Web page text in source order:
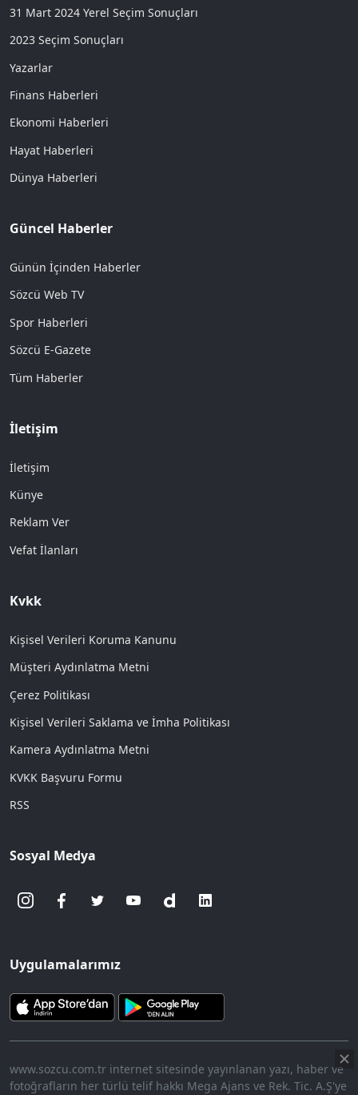
31 Mart 2024 Yerel Seçim Sonuçları
2023 Seçim Sonuçları
Yazarlar
Finans Haberleri
Ekonomi Haberleri
Hayat Haberleri
Dünya Haberleri
Güncel Haberler
Günün İçinden Haberler
Sözcü Web TV
Spor Haberleri
Sözcü E-Gazete
Tüm Haberler
İletişim
İletişim
Künye
Reklam Ver
Vefat İlanları
Kvkk
Kişisel Verileri Koruma Kanunu
Müşteri Aydınlatma Metni
Çerez Politikası
Kişisel Verileri Saklama ve İmha Politikası
Kamera Aydınlatma Metni
KVKK Başvuru Formu
RSS
Sosyal Medya
Uygulamalarımız
www.sozcu.com.tr internet sitesinde yayınlanan yazı, haber ve
fotoğrafların her türlü telif hakkı Mega Ajans ve Rek. Tic. A.Ş'ye